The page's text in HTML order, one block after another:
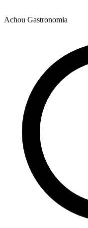
Achou Gastronomia